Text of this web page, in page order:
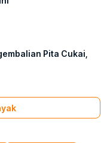
Pita Cukai,